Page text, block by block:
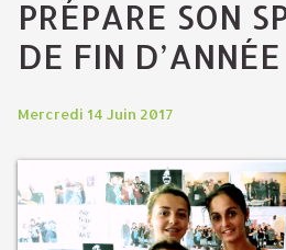
PRÉPARE SON
DE FIN
Mercredi 14 Juin 2017